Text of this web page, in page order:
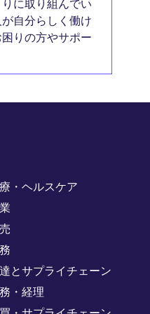
に取り組んでい
自分らしく働け
りの方やサポー
・ヘルスケア
とサプライチェーン
・経理